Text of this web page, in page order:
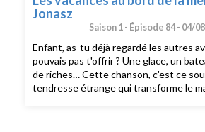
Jonasz
Saison 1 - Épisode 84 - 04/
Enfant, as-tu déjà regardé les autres
pouvais pas t'offrir ? Une glace, un
de riches… Cette chanson, c'est ce
tendresse étrange qui transforme le